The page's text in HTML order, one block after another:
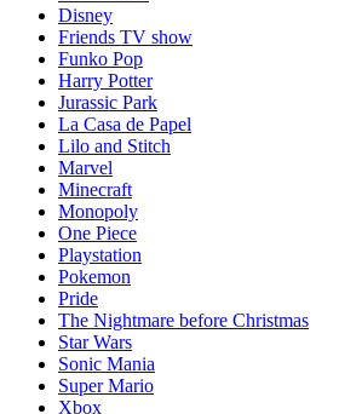
Disney
Friends TV show
Funko Pop
Harry Potter
Jurassic Park
La Casa de Papel
Lilo and Stitch
Marvel
Minecraft
Monopoly
One Piece
Playstation
Pokemon
Pride
The Nightmare before Christmas
Star Wars
Sonic Mania
Super Mario
Xbox